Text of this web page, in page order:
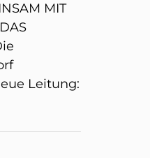
MIT
Leitung: